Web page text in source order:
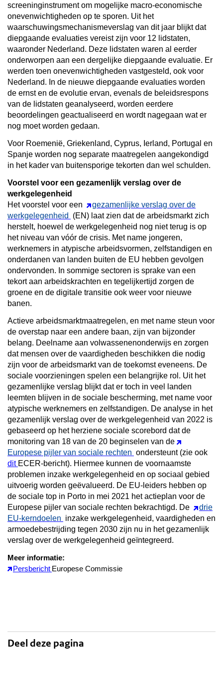
screeninginstrument om mogelijke macro-economische
onevenwichtigheden op te sporen. Uit het
waarschuwingsmechanismeverslag van dit jaar blijkt dat
diepgaande evaluaties vereist zijn voor 12 lidstaten,
waaronder Nederland. Deze lidstaten waren al eerder
onderworpen aan een dergelijke diepgaande evaluatie. Er
werden toen onevenwichtigheden vastgesteld, ook voor
Nederland. In de nieuwe diepgaande evaluaties worden
de ernst en de evolutie ervan, evenals de beleidsrespons
van de lidstaten geanalyseerd, worden eerdere
beoordelingen geactualiseerd en wordt nagegaan wat er
nog moet worden gedaan.
Voor Roemenië, Griekenland, Cyprus, Ierland, Portugal en
Spanje worden nog separate maatregelen aangekondigd
in het kader van buitensporige tekorten dan wel schulden.
Voorstel voor een gezamenlijk verslag over de
werkgelegenheid
Het voorstel voor een
gezamenlijke verslag over de
werkgelegenheid
(EN) laat zien dat de arbeidsmarkt zich
herstelt, hoewel de werkgelegenheid nog niet terug is op
het niveau van vóór de crisis. Met name jongeren,
werknemers in atypische arbeidsvormen, zelfstandigen en
onderdanen van landen buiten de EU hebben gevolgen
ondervonden. In sommige sectoren is sprake van een
tekort aan arbeidskrachten en tegelijkertijd zorgen de
groene en de digitale transitie ook weer voor nieuwe
banen.
Actieve arbeidsmarktmaatregelen, en met name steun voor
de overstap naar een andere baan, zijn van bijzonder
belang. Deelname aan volwassenenonderwijs en zorgen
dat mensen over de vaardigheden beschikken die nodig
zijn voor de arbeidsmarkt van de toekomst eveneens. De
sociale voorzieningen spelen een belangrijke rol. Uit het
gezamenlijke verslag blijkt dat er toch in veel landen
leemten blijven in de sociale bescherming, met name voor
atypische werknemers en zelfstandigen. De analyse in het
gezamenlijk verslag over de werkgelegenheid van 2022 is
gebaseerd op het herziene sociale scorebord dat de
monitoring van 18 van de 20 beginselen van de
Europese pijler van sociale rechten ondersteunt (zie ook
dit ECER-bericht). Hiermee kunnen de voornaamste
problemen inzake werkgelegenheid en op sociaal gebied
uitvoerig worden geëvalueerd. De EU-leiders hebben op
de sociale top in Porto in mei 2021 het actieplan voor de
Europese pijler van sociale rechten bekrachtigd. De
drie
EU-kerndoelen inzake werkgelegenheid, vaardigheden en
armoedebestrijding tegen 2030 zijn nu in het gezamenlijk
verslag over de werkgelegenheid geïntegreerd.
Meer informatie:
Persbericht Europese Commissie
Deel deze pagina